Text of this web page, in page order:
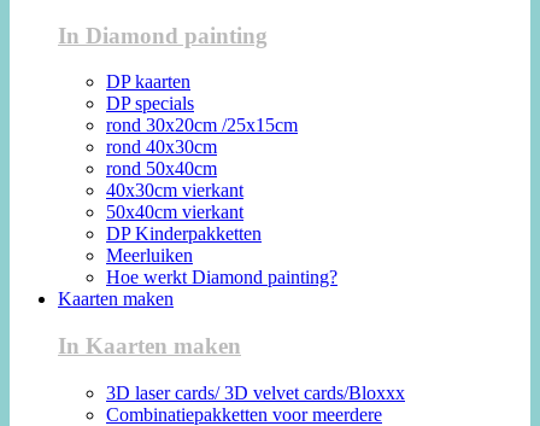
In Diamond painting
DP kaarten
DP specials
rond 30x20cm /25x15cm
rond 40x30cm
rond 50x40cm
40x30cm vierkant
50x40cm vierkant
DP Kinderpakketten
Meerluiken
Hoe werkt Diamond painting?
Kaarten maken
In Kaarten maken
3D laser cards/ 3D velvet cards/Bloxxx
Combinatiepakketten voor meerdere